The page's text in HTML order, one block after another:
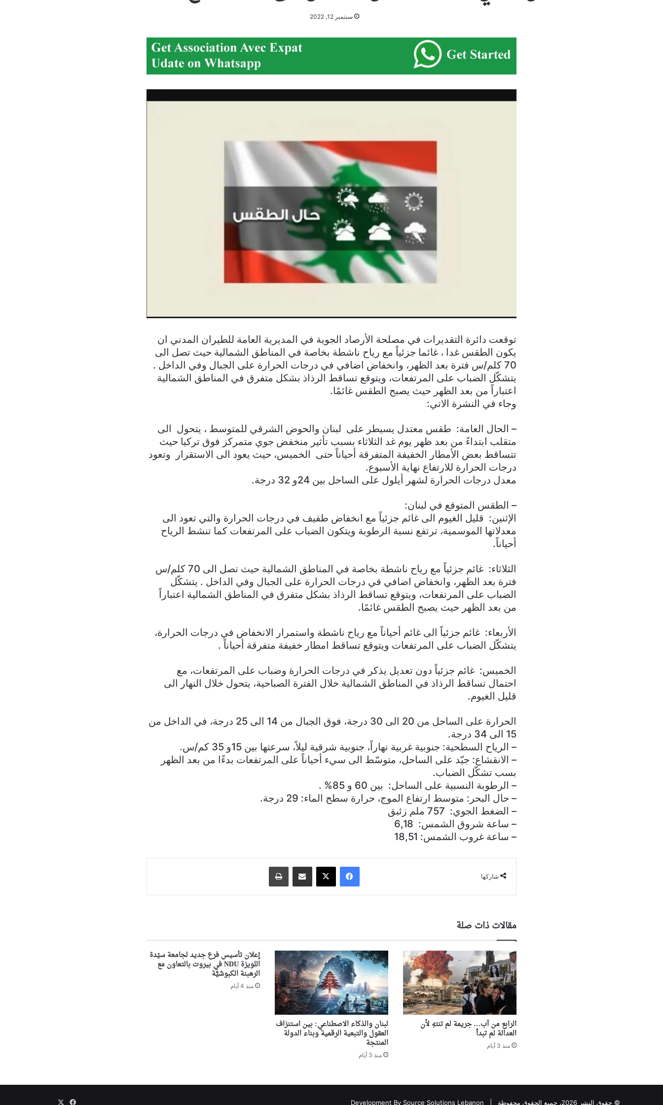
سبتمبر 12, 2022
توقعت دائرة التقديرات في مصلحة الأرصاد الجوية في المديرية العامة للطيران المدني ان
يكون الطقس غدا ، غائما جزئياً مع رياح ناشطة بخاصة في المناطق الشمالية حيث تصل الى
70 كلم/س فترة بعد الظهر، وانخفاض اضافي في درجات الحرارة على الجبال وفي الداخل .
يتشكّل الضباب على المرتفعات، ويتوقع تساقط الرذاذ بشكل متفرق في المناطق الشمالية
اعتباراً من بعد الظهر حيث يصبح الطقس غائمًا.
وجاء في النشرة الاتي:
– الحال العامة: طقس معتدل يسيطر على لبنان والحوض الشرقي للمتوسط ، يتحول الى
متقلب ابتداءً من بعد ظهر يوم غد الثلاثاء بسبب تأثير منخفض جوي متمركز فوق تركيا حيث
تتساقط بعض الأمطار الخفيفة المتفرقة أحياناً حتى الخميس، حيث يعود الى الاستقرار وتعود
درجات الحرارة للارتفاع نهاية الأسبوع.
معدل درجات الحرارة لشهر أيلول على الساحل بين 24و 32 درجة.
– الطقس المتوقع في لبنان:
الإثنين: قليل الغيوم الى غائم جزئياً مع انخفاض طفيف في درجات الحرارة والتي تعود الى
معدلاتها الموسمية، ترتفع نسبة الرطوبة ويتكون الضباب على المرتفعات كما تنشط الرياح
أحياناً.
الثلاثاء: غائم جزئياً مع رياح ناشطة بخاصة في المناطق الشمالية حيث تصل الى 70 كلم/س
فترة بعد الظهر، وانخفاض اضافي في درجات الحرارة على الجبال وفي الداخل . يتشكّل
الضباب على المرتفعات، ويتوقع تساقط الرذاذ بشكل متفرق في المناطق الشمالية اعتباراً
من بعد الظهر حيث يصبح الطقس غائمًا.
الأربعاء: غائم جزئياً الى غائم أحياناً مع رياح ناشطة واستمرار الانخفاض في درجات الحرارة،
يتشكّل الضباب على المرتفعات ويتوقع تساقط امطار خفيفة متفرقة أحياناً .
الخميس: غائم جزئياً دون تعديل يذكر في درجات الحرارة وضباب على المرتفعات، مع
احتمال تساقط الرذاذ في المناطق الشمالية خلال الفترة الصباحية، يتحول خلال النهار الى
قليل الغيوم.
الحرارة على الساحل من 20 الى 30 درجة، فوق الجبال من 14 الى 25 درجة، في الداخل من
15 الى 34 درجة.
– الرياح السطحية: جنوبية غربية نهاراً، جنوبية شرقية ليلاً، سرعتها بين 15و 35 كم/س.
– الانقشاع: جيّد على الساحل، متوسّط الى سيء أحياناً على المرتفعات بدءًا من بعد الظهر
بسب تشكّل الضباب.
– الرطوبة النسبية على الساحل: بين 60 و 85% .
– حال البحر: متوسط ارتفاع الموج، حرارة سطح الماء: 29 درجة.
– الضغط الجوي: 757 ملم زئبق
– ساعة شروق الشمس: 6,18
– ساعة غروب الشمس: 18,51
شاركها
فيسبوك ‫X مشاركة عبر البريد طباعة
مقالات ذات صلة
الرابع من آب… جريمة لم تنتهِ لأن
العدالة لم تبدأ
منذ 3 أيام
لبنان والذكاء الاصطناعي: بين استنزاف
العقول والتبعية الرقمية وبناء الدولة
المنتجة
منذ 3 أيام
إعلان تأسيس فرع جديد لجامعة سيّدة
اللويزة NDU في بيروت بالتعاون مع
الرهبنة الكبوشيَّة
منذ 4 أيام
© حقوق النشر 2026، جميع الحقوق محفوظة | Development By Source Solutions Lebanon فيسبوك